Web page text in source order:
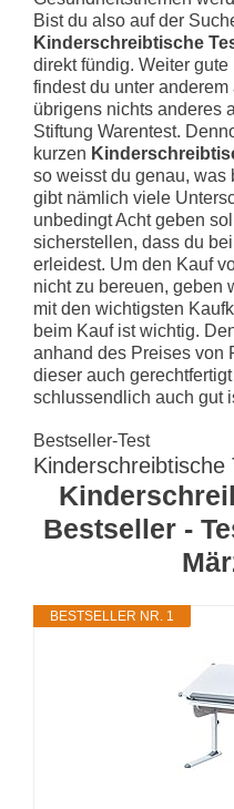
Bist du also auf der
Kinderschreibtische
direkt fündig. Weiter gute
findest du unter
übrigens nichts anderes
Stiftung Warentest.
kurzen
so weisst du genau, was
gibt nämlich viele
unbedingt Acht geben
sicherstellen, dass du
erleidest. Um den Kauf
nicht zu bereuen, geben
mit den wichtigsten
beim Kauf ist wichtig.
anhand des Preises von
dieser auch
schlussendlich auch gut
Bestseller-Test
Kinderschreibtische
Bestseller -
BESTSELLER NR. 1